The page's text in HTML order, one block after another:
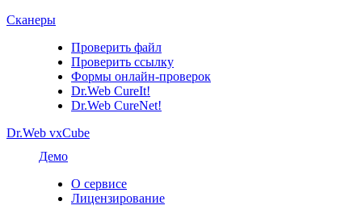
Сканеры
Проверить файл
Проверить ссылку
Формы онлайн-проверок
Dr.Web CureIt!
Dr.Web CureNet!
Dr.Web vxCube
Демо
О сервисе
Лицензирование